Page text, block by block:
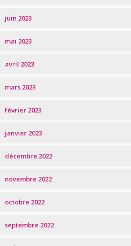
juin 2023
mai 2023
avril 2023
mars 2023
février 2023
janvier 2023
décembre 2022
novembre 2022
octobre 2022
septembre 2022